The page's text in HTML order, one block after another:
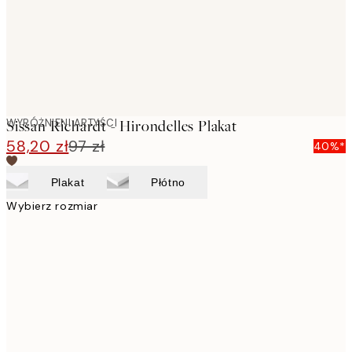
WYRÓŻNIENI ARTYŚCI
Sissan Richardt - Hirondelles Plakat
58,20 zł97 zł 40%*
Plakat Płótno
Wybierz rozmiar